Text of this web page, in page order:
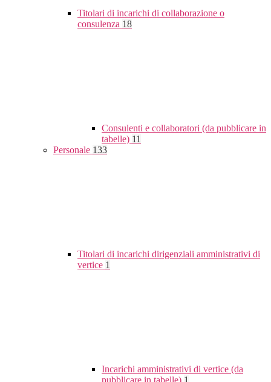
Titolari di incarichi di collaborazione o
consulenza 18
Consulenti e collaboratori (da pubblicare in
tabelle) 11
Personale 133
Titolari di incarichi dirigenziali amministrativi di
vertice 1
Incarichi amministrativi di vertice (da